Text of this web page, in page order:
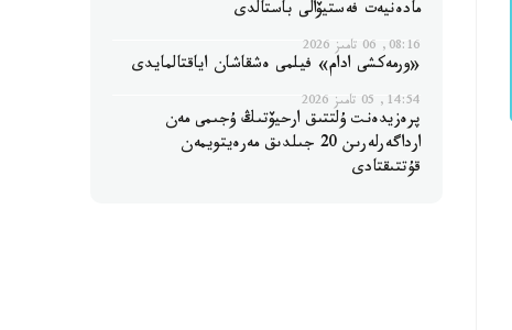
مادەنيەت فەستيۆالى باستالدى
08:16, 06 تامىز 2026
«ورمەكشى ادام» فيلمى ەشقاشان اياقتالمايدى
14:54, 05 تامىز 2026
پرەزيدەنت ۇلتتىق ارحيۆتىڭ ۇجىمى مەن
ارداگەرلەرىن 20 جىلدىق مەرەيتويمەن
قۇتتىقتادى